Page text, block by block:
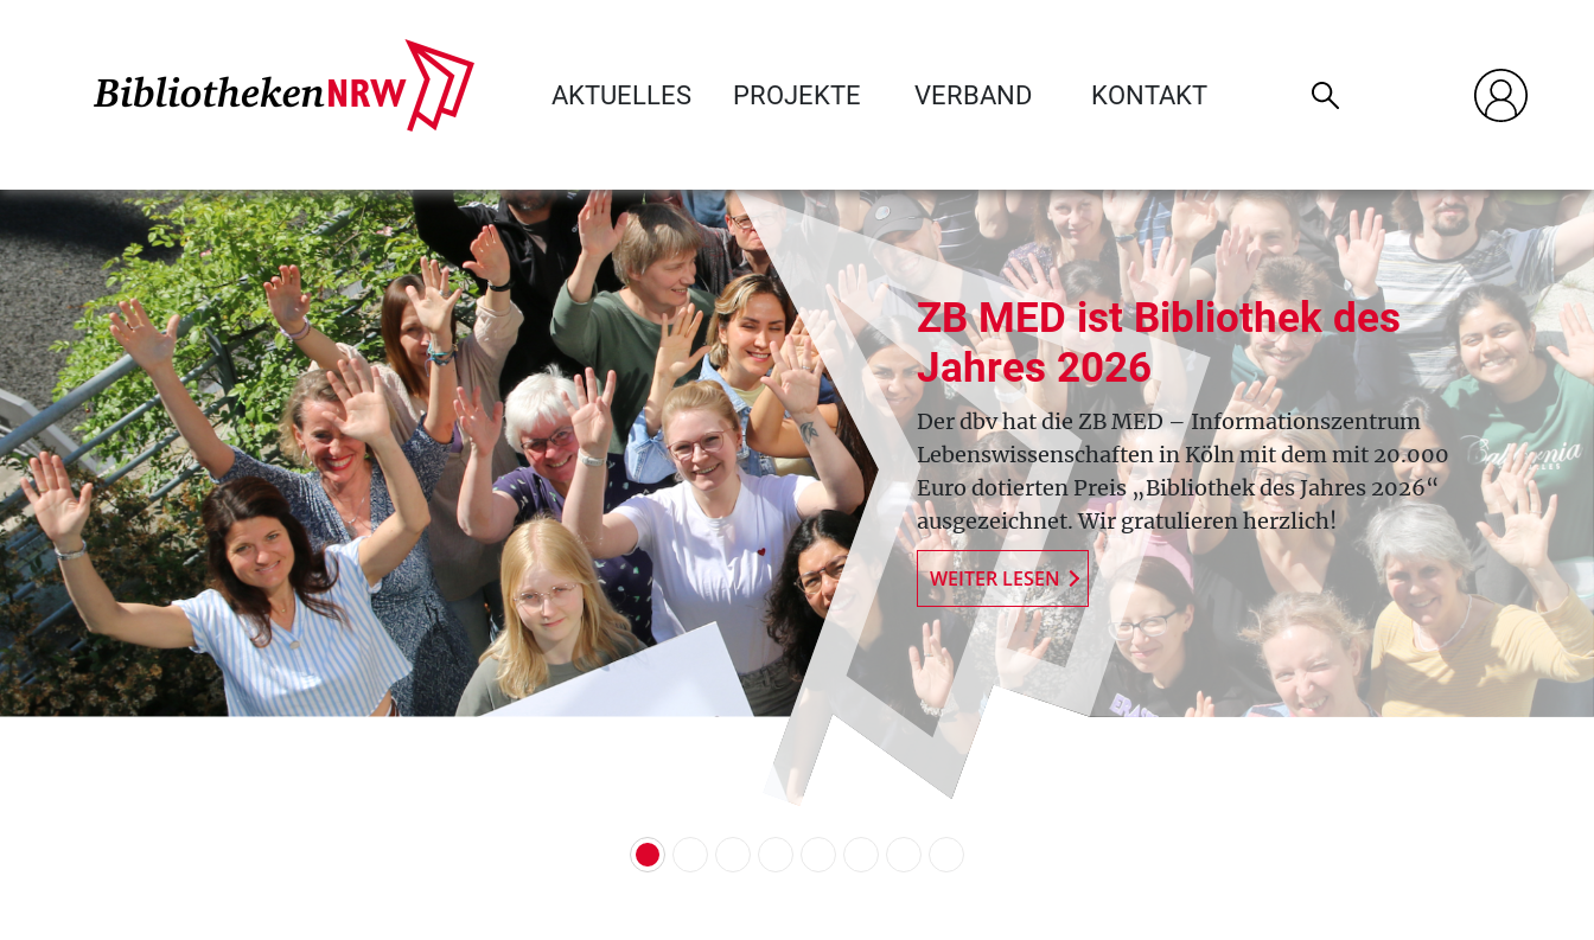
AKTUELLES PROJEKTE VERBAND KONTAKT
ZB MED ist Bibliothek des
Jahres 2026
Der dbv hat die ZB MED – Informationszentrum
Lebenswissenschaften in Köln mit dem mit 20.000
Euro dotierten Preis „Bibliothek des Jahres 2026“
ausgezeichnet. Wir gratulieren herzlich!
WEITER LESEN